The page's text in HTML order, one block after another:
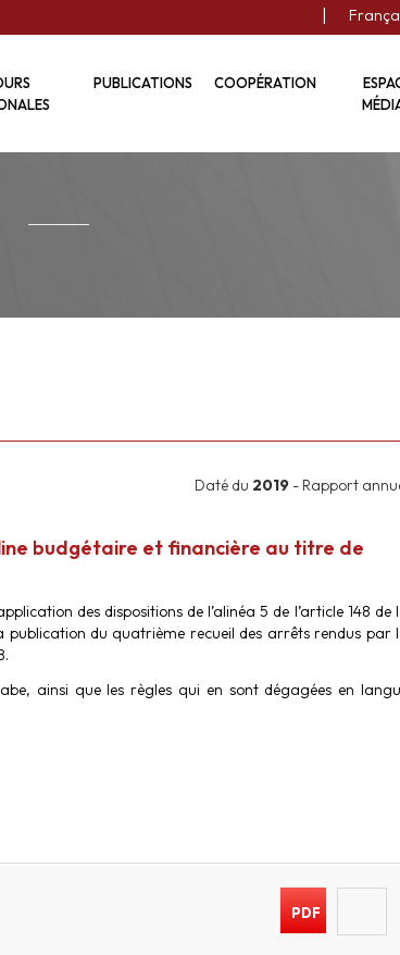
|
PUBLICATIONS COOPÉRATION
Daté du 2019 - Rapport
budgétaire et financière au titre de
des dispositions de l’alinéa 5 de l’article 148 de
publication du quatrième recueil des arrêts rendus par
ainsi que les règles qui en sont dégagées en
PDF